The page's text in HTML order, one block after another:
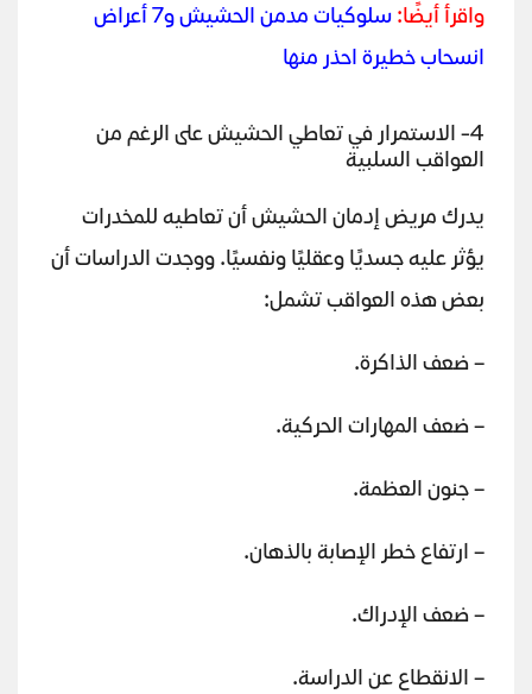
واقرأ أيضًا:
سلوكيات مدمن الحشيش و7 أعراض
انسحاب خطيرة احذر منها
4- الاستمرار في تعاطي الحشيش على الرغم من
العواقب السلبية
يدرك مريض إدمان الحشيش أن تعاطيه للمخدرات
يؤثر عليه جسديًا وعقليًا ونفسيًا. ووجدت الدراسات أن
بعض هذه العواقب تشمل:
– ضعف الذاكرة.
– ضعف المهارات الحركية.
– جنون العظمة.
– ارتفاع خطر الإصابة بالذهان.
– ضعف الإدراك.
– الانقطاع عن الدراسة.